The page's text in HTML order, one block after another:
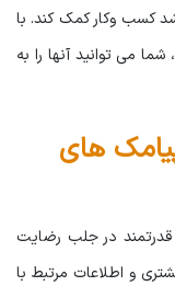
کسب وکار کمک کند. با
می توانید آنها را به
های
در جلب رضایت
و اطلاعات مرتبط با